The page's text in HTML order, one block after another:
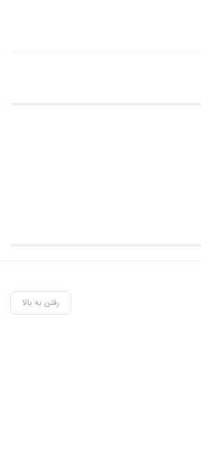
رفتن به بالا